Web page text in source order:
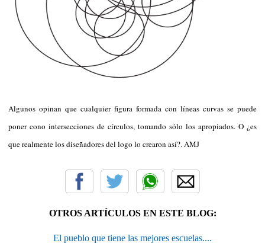
Algunos opinan que cualquier figura formada con líneas curvas se puede
poner cono intersecciones de círculos, tomando sólo los apropiados. O ¿es
que realmente los diseñadores del logo lo crearon así?. AMJ
OTROS ARTÍCULOS EN ESTE BLOG:
El pueblo que tiene las mejores escuelas....